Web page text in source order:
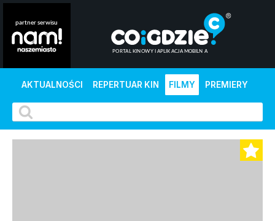
AKTUALNOŚCI REPERTUAR KIN FILMY PREMIERY